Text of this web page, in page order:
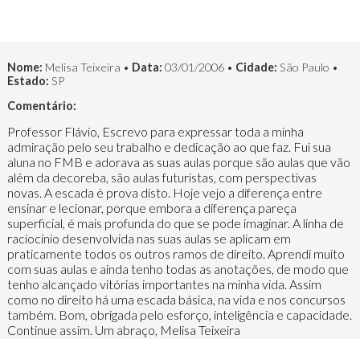
Nome: Melisa Teixeira • Data: 03/01/2006 • Cidade: São Paulo •
Estado: SP
Comentário:
Professor Flávio, Escrevo para expressar toda a minha
admiração pelo seu trabalho e dedicação ao que faz. Fui sua
aluna no FMB e adorava as suas aulas porque são aulas que vão
além da decoreba, são aulas futuristas, com perspectivas
novas. A escada é prova disto. Hoje vejo a diferença entre
ensinar e lecionar, porque embora a diferença pareça
superficial, é mais profunda do que se pode imaginar. A linha de
raciocínio desenvolvida nas suas aulas se aplicam em
praticamente todos os outros ramos de direito. Aprendi muito
com suas aulas e ainda tenho todas as anotações, de modo que
tenho alcançado vitórias importantes na minha vida. Assim
como no direito há uma escada básica, na vida e nos concursos
também. Bom, obrigada pelo esforço, inteligência e capacidade.
Continue assim. Um abraço, Melisa Teixeira